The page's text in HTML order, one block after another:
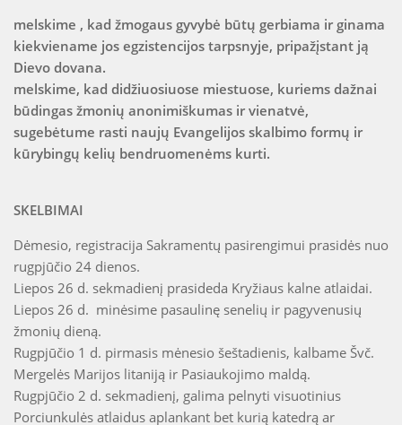
melskime , kad žmogaus gyvybė būtų gerbiama ir ginama
kiekviename jos egzistencijos tarpsnyje, pripažįstant ją
Dievo dovana.
melskime, kad didžiuosiuose miestuose, kuriems dažnai
būdingas žmonių anonimiškumas ir vienatvė,
sugebėtume rasti naujų Evangelijos skalbimo formų ir
kūrybingų kelių bendruomenėms kurti.
SKELBIMAI
Dėmesio, registracija Sakramentų pasirengimui prasidės nuo
rugpjūčio 24 dienos.
Liepos 26 d. sekmadienį prasideda Kryžiaus kalne atlaidai.
Liepos 26 d. minėsime pasaulinę senelių ir pagyvenusių
žmonių dieną.
Rugpjūčio 1 d. pirmasis mėnesio šeštadienis, kalbame Švč.
Mergelės Marijos litaniją ir Pasiaukojimo maldą.
Rugpjūčio 2 d. sekmadienį, galima pelnyti visuotinius
Porciunkulės atlaidus aplankant bet kurią katedrą ar